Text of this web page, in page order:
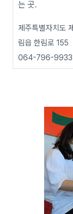
는 곳.
제주특별자치도
림읍 한림로 155
064-796-9933